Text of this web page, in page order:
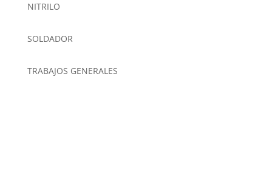
NITRILO
SOLDADOR
TRABAJOS GENERALES